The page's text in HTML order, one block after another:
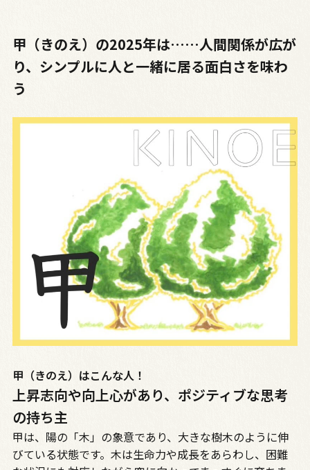
甲（きのえ）の2025年は……人間関係が広が
り、シンプルに人と一緒に居る面白さを味わ
う
甲（きのえ）はこんな人！
上昇志向や向上心があり、ポジティブな思考
の持ち主
甲は、陽の「木」の象意であり、大きな樹木のように伸
びている状態です。木は生命力や成長をあらわし、困難